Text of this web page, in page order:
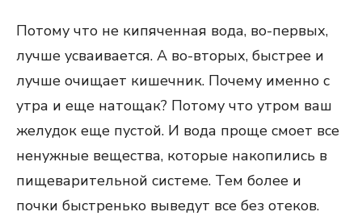
Потому что не кипяченная вода, во-первых,
лучше усваивается. А во-вторых, быстрее и
лучше очищает кишечник. Почему именно с
утра и еще натощак? Потому что утром ваш
желудок еще пустой. И вода проще смоет все
ненужные вещества, которые накопились в
пищеварительной системе. Тем более и
почки быстренько выведут все без отеков.